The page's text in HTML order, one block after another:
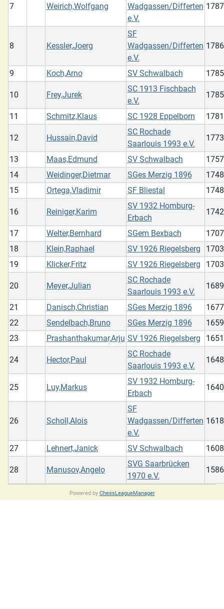
7 Weirich,Wolfgang
Wadgassen/Differten
e.V.
1787
8 Kessler,Joerg
SF
Wadgassen/Differten
e.V.
1786
9 Koch,Arno SV Schwalbach 1785
10 Frey,Jurek
SC 1913 Fischbach
e.V.
1785
11 Schmitz,Klaus SC 1928 Eppelborn 1781
12 Hussain,David
SC Rochade
Saarlouis 1993 e.V.
1773
13 Maas,Edmund SV Schwalbach
1757
14
Weidinger,Dietmar SGes Merzig 1896
1748
15
Ortega,Vladimir SF Bliestal 1748
16 Reiniger,Karim
SV 1932 Homburg-
Erbach
1742
17 Welter,Bernhard SGem Bexbach
1707
18
Klein,Raphael SV 1926 Riegelsberg
1703
19
Klicker,Fritz SV 1926 Riegelsberg 1703
20 Meyer,Julian
SC Rochade
Saarlouis 1993 e.V.
1689
21 Danisch,Christian SGes Merzig 1896
1677
22
Sendelbach,Bruno SGes Merzig 1896
1659
23
Prashanthakumar,Arju SV 1926 Riegelsberg 1651
24 Hector,Paul
SC Rochade
Saarlouis 1993 e.V.
1648
25 Luy,Markus
SV 1932 Homburg-
Erbach
1640
26 Scholl,Alois
SF
Wadgassen/Differten
e.V.
1618
27 Lehnert,Janick SV Schwalbach 1608
28 Manusov,Angelo
SVG Saarbrücken
1970 e.V.
1586
Powered by ChessLeagueManager